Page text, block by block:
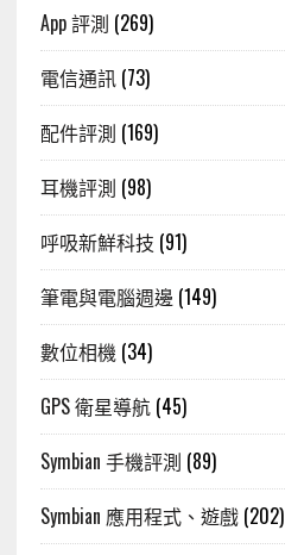
App 評測 (269)
電信通訊(73)
配件評測 (169)
耳機評測 (98)
呼吸新鮮科技 (91)
筆電與電腦週邊 (149)
數位相機(34)
GPS 衛星導航(45)
Symbian 手機評測 (89)
Symbian 應用程式、遊戲(202)